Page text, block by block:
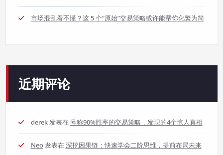
市场混乱看不懂？这 5 个“原始”交易策略或许能帮你化繁为简
近期评论
derek发表在 号称90%胜率的交易策略，发现的4个惊人真相
Neo发表在 深挖因果链：快速学会二阶思维，提前布局未来